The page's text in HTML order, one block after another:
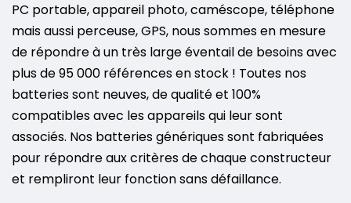
PC portable, appareil photo, caméscope, téléphone
mais aussi perceuse, GPS, nous sommes en mesure
de répondre à un très large éventail de besoins avec
plus de 95 000 références en stock ! Toutes nos
batteries sont neuves, de qualité et 100%
compatibles avec les appareils qui leur sont
associés. Nos batteries génériques sont fabriquées
pour répondre aux critères de chaque constructeur
et rempliront leur fonction sans défaillance.